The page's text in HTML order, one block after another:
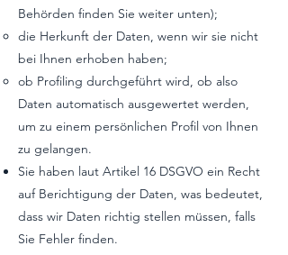
Behörden finden Sie weiter unten);
die Herkunft der Daten, wenn wir sie nicht
bei Ihnen erhoben haben;
ob Profiling durchgeführt wird, ob also
Daten automatisch ausgewertet werden,
um zu einem persönlichen Profil von Ihnen
zu gelangen.
Sie haben laut Artikel 16 DSGVO ein Recht
auf Berichtigung der Daten, was bedeutet,
dass wir Daten richtig stellen müssen, falls
Sie Fehler finden.